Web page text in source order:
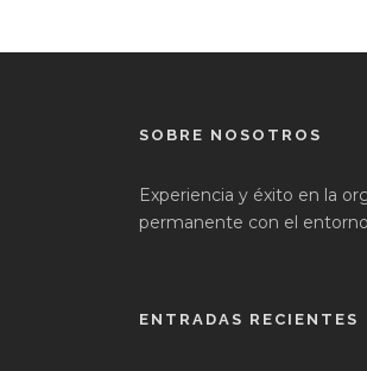
SOBRE NOSOTROS
Experiencia y éxito en la
permanente con el
ENTRADAS RECIENTES